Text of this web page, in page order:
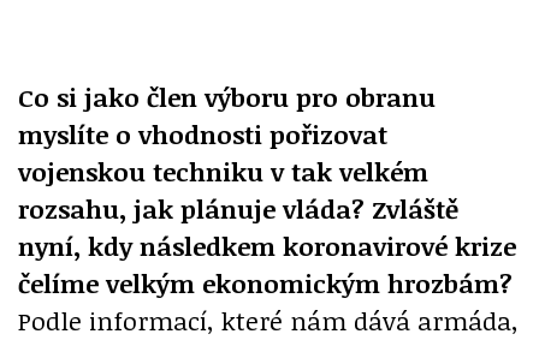
Co si jako člen výboru pro obranu
myslíte o vhodnosti pořizovat
vojenskou techniku v tak velkém
rozsahu, jak plánuje vláda? Zvláště
nyní, kdy následkem koronavirové krize
čelíme velkým ekonomickým hrozbám?
Podle informací, které nám dává armáda,